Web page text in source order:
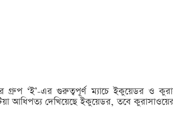
গ্রুপ ‘ই’-এর গুরুত্বপূর্ণ ম্যাচে ইকুয়েডর ও
আধিপত্য দেখিয়েছে ইকুয়েডর, তবে